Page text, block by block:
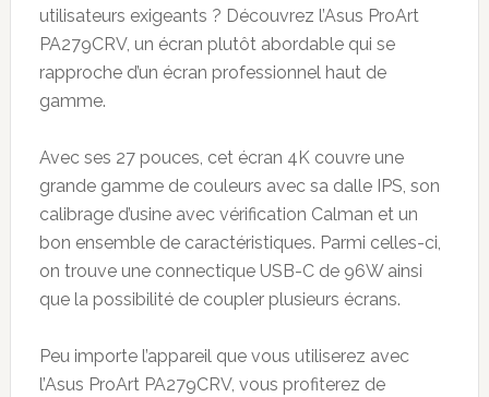
utilisateurs exigeants ? Découvrez l’Asus ProArt
PA279CRV, un écran plutôt abordable qui se
rapproche d’un écran professionnel haut de
gamme.
Avec ses 27 pouces, cet écran 4K couvre une
grande gamme de couleurs avec sa dalle IPS, son
calibrage d’usine avec vérification Calman et un
bon ensemble de caractéristiques. Parmi celles-ci,
on trouve une connectique USB-C de 96W ainsi
que la possibilité de coupler plusieurs écrans.
Peu importe l’appareil que vous utiliserez avec
l’Asus ProArt PA279CRV, vous profiterez de